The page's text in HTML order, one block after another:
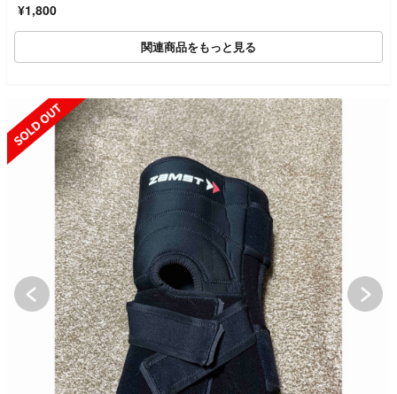
¥1,800
関連商品をもっと見る
SOLD OUT